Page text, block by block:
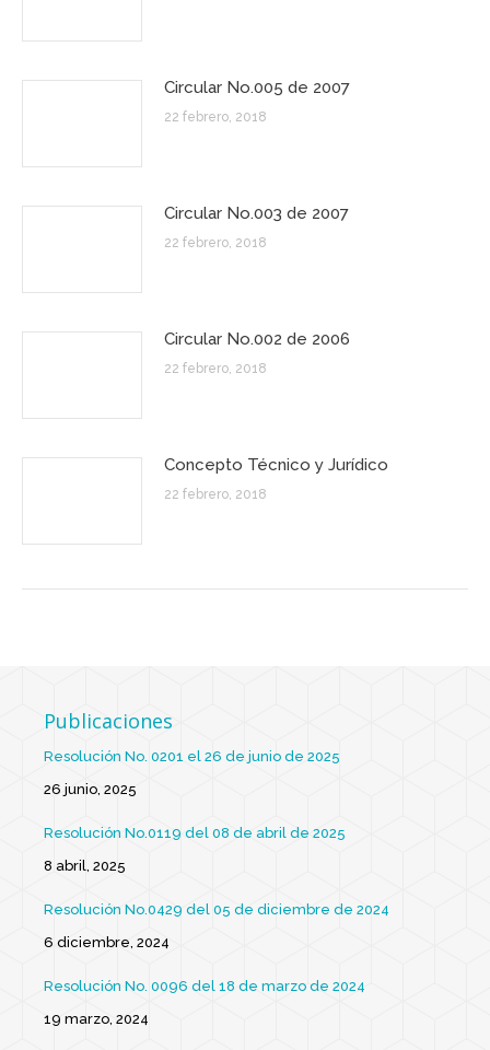
Circular No.005 de 2007
22 febrero, 2018
Circular No.003 de 2007
22 febrero, 2018
Circular No.002 de 2006
22 febrero, 2018
Concepto Técnico y Jurídico
22 febrero, 2018
Publicaciones
Resolución No. 0201 el 26 de junio de 2025
26 junio, 2025
Resolución No.0119 del 08 de abril de 2025
8 abril, 2025
Resolución No.0429 del 05 de diciembre de 2024
6 diciembre, 2024
Resolución No. 0096 del 18 de marzo de 2024
19 marzo, 2024